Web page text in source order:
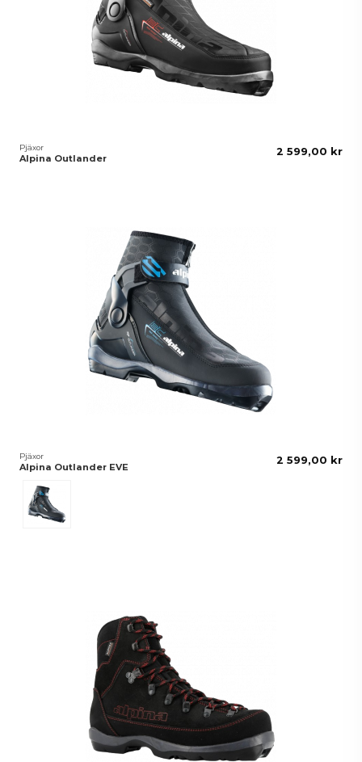
Pjäxor
Alpina Outlander
2 599,00 kr
Pjäxor
Alpina Outlander EVE
Svart/Blå
2 599,00 kr